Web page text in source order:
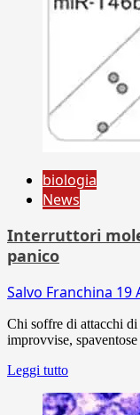
biologia
News
Interruttori
panico
Salvo Franchina 19
Chi soffre di attacchi di
improvvise,
Leggi tutto